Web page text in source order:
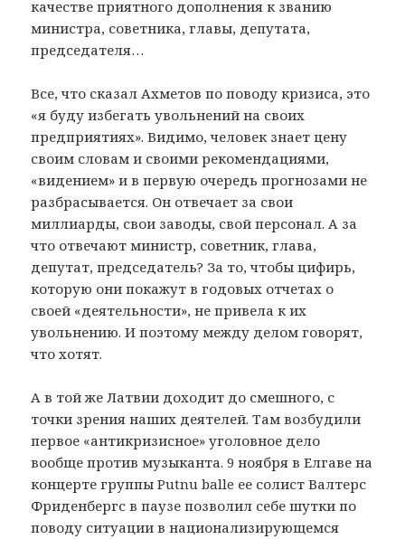
качестве приятного дополнения к званию
министра, советника, главы, депутата,
председателя…
Все, что сказал Ахметов по поводу кризиса, это
«я буду избегать увольнений на своих
предприятиях». Видимо, человек знает цену
своим словам и своими рекомендациями,
«видением» и в первую очередь прогнозами не
разбрасывается. Он отвечает за свои
миллиарды, свои заводы, свой персонал. А за
что отвечают министр, советник, глава,
депутат, председатель? За то, чтобы цифирь,
которую они покажут в годовых отчетах о
своей «деятельности», не привела к их
увольнению. И поэтому между делом говорят,
что хотят.
А в той же Латвии доходит до смешного, с
точки зрения наших деятелей. Там возбудили
первое «антикризисное» уголовное дело
вообще против музыканта. 9 ноября в Елгаве на
концерте группы Putnu balle ее солист Валтерс
Фриденбергс в паузе позволил себе шутки по
поводу ситуации в национализирующемся